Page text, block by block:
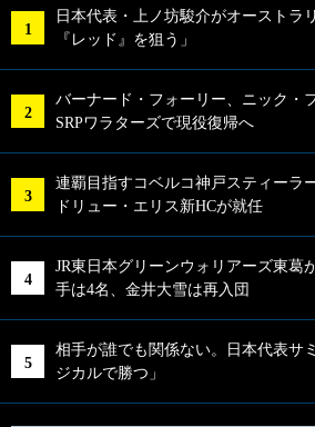
日本代表・上ノ坊駿介がオーストラ
『レッド』を狙う」
バーナード・フォーリー、ニック・
SRPワラターズで現役復帰へ
連覇目指すコベルコ神戸スティーラ
ドリュー・エリス新HCが就任
JR東日本グリーンウォリアーズ東葛
手は4名、金井大雪は再入団
相手が誰でも関係ない。日本代表サ
ジカルで勝つ」